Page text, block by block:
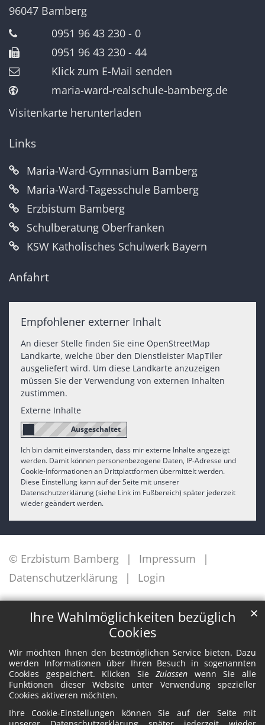
Ihre Wahlmöglichkeiten bezüglich
Cookies
Wir möchten Ihnen den bestmöglichen Service bieten. Dazu
werden Informationen über Ihren Besuch in sogenannten
Cookies gespeichert. Klicken SieZulassen wenn Sie alle
Funktionen dieser Website unter Verwendung spezieller
Cookies aktiveren möchten.
Ihre Cookie-Einstellungen können Sie auf der Seite mit
✕
96047 Bamberg
0951 96 43 230 - 0
0951 96 43 230 - 44
Klick zum E-Mail senden
maria-ward-realschule-bamberg.de
Visitenkarte herunterladen
Links
Maria-Ward-Gymnasium Bamberg
Maria-Ward-Tagesschule Bamberg
Erzbistum Bamberg
Schulberatung Oberfranken
KSW Katholisches Schulwerk Bayern
Anfahrt
Empfohlener externer Inhalt
An dieser Stelle finden Sie eine OpenStreetMap
Landkarte, welche über den Dienstleister MapTiler
ausgeliefert wird. Um diese Landkarte anzuzeigen
müssen Sie der Verwendung von externen Inhalten
zustimmen.
Externe Inhalte
Ich bin damit einverstanden, dass mir externe Inhalte angezeigt
werden. Damit können personenbezogene Daten, IP-Adresse und
Cookie-Informationen an Drittplattformen übermittelt werden.
Diese Einstellung kann auf der Seite mit unserer
Datenschutzerklärung (siehe Link im Fußbereich) später jederzeit
wieder geändert werden.
© Erzbistum Bamberg
Impressum
Datenschutzerklärung
Login